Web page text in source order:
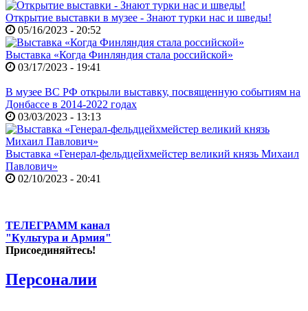
Открытие выставки в музее - Знают турки нас и шведы!
05/16/2023 - 20:52
Выставка «Когда Финляндия стала российской»
03/17/2023 - 19:41
В музее ВС РФ открыли выставку, посвященную событиям на
Донбассе в 2014-2022 годах
03/03/2023 - 13:13
Выставка «Генерал-фельдцейхмейстер великий князь Михаил
Павлович»
02/10/2023 - 20:41
ТЕЛЕГРАММ канал
"Культура и Армия"
Присоединяйтесь!
Персоналии